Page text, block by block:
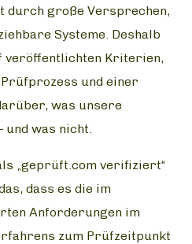
durch große Versprechen,
Systeme. Deshalb
Kriterien,
und einer
was unsere
was nicht.
„geprüft.com verifiziert“
dass es die im
Anforderungen im
zum Prüfzeitpunkt